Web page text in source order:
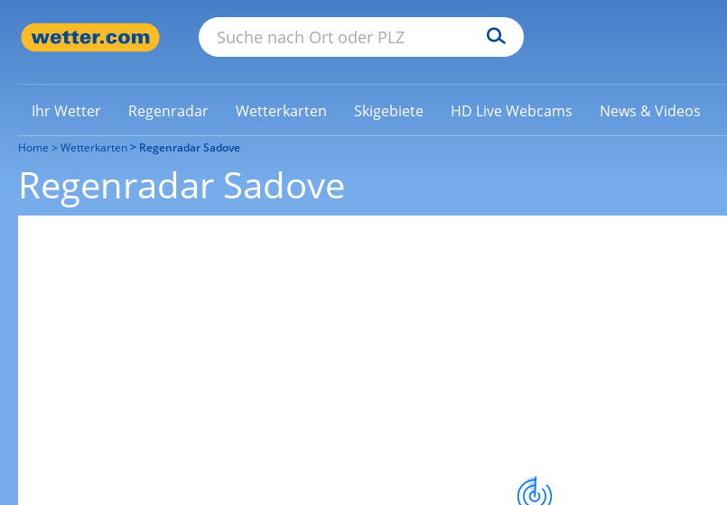
Ihr Wetter Regenradar Wetterkarten Skigebiete HD Live Webcams News & Videos
Home Wetterkarten Regenradar Sadove
Regenradar Sadove